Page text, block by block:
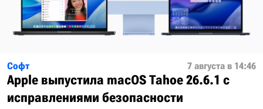
Софт 7 августа в 14:46
Apple выпустила macOS Tahoe 26.6.1 с
исправлениями безопасности